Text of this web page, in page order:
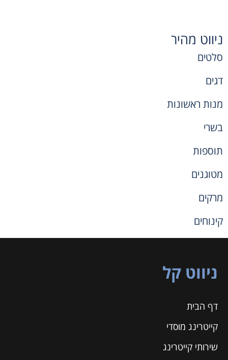
ניווט מהיר
סלטים
דגים
מנות ראשונות
בשרי
תוספות
מטוגנים
מרקים
קינוחים
ניווט קל
דף הבית
קייטרינג מוסדי
שירותי קייטרינג